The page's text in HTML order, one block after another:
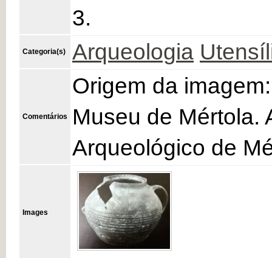
3.
Categoria(s) Arqueologia
Comentários
Origem da
Museu de Mértola.
Arqueológico de
Images